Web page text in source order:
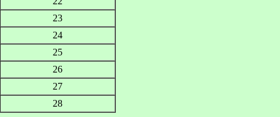
23
24
25
26
27
28